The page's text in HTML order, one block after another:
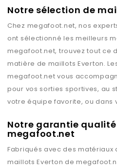
Notre sélection de
Chez megafoot.net, nos
ont sélectionné les meilleurs
megafoot.net, trouvez tout ce
matière de maillots Everton.
megafoot.net vous
pour vos sorties sportives, au
votre équipe favorite, ou dans
Notre garantie
megafoot.net
Fabriqués avec des
maillotsEverton de